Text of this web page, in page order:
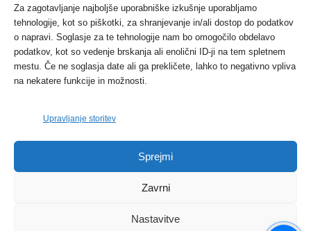
Za zagotavljanje najboljše uporabniške izkušnje uporabljamo
tehnologije, kot so piškotki, za shranjevanje in/ali dostop do podatkov
o napravi. Soglasje za te tehnologije nam bo omogočilo obdelavo
podatkov, kot so vedenje brskanja ali enolični ID-ji na tem spletnem
mestu. Če ne soglasja date ali ga prekličete, lahko to negativno vpliva
na nekatere funkcije in možnosti.
Upravljanje storitev
Sprejmi
Zavrni
Nastavitve
Protest proti vetrnim elektrarnam na Ojstrici, v
svetu pa vedno bolj...
Dogodki 12. maja, 2017
Tožilstvo v Celovcu v korist elektrarnam
Verbund
FOTO: Razstava cvetličarskega mojstra Andreja
Dogodki 27. novembra, 2017